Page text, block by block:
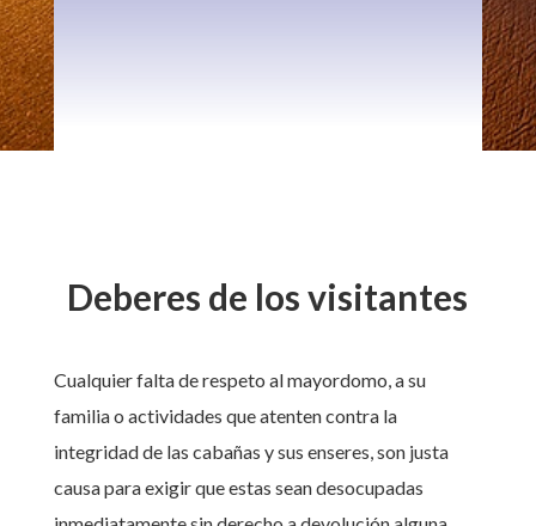
Deberes de los visitantes
Cualquier falta de respeto al mayordomo, a su
familia o actividades que atenten contra la
integridad de las cabañas y sus enseres, son justa
causa para exigir que estas sean desocupadas